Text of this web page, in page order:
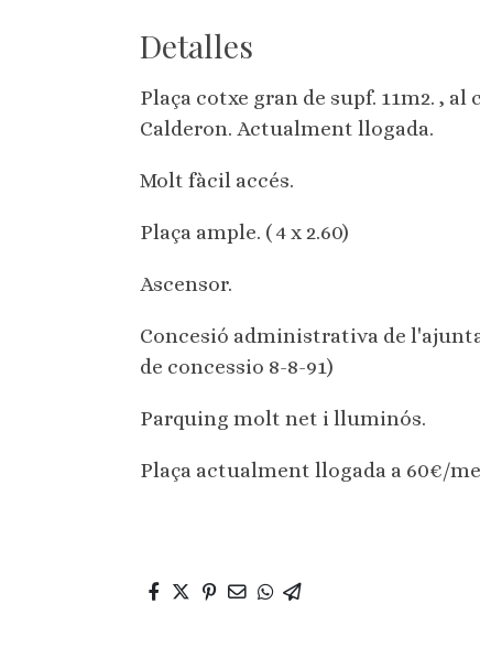
Detalles
Plaça cotxe gran de supf. 11m2. ,
Calderon. Actualment llogada.
Molt fàcil accés.
Plaça ample. ( 4 x 2.60)
Ascensor.
Concesió administrativa de
de concessio 8-8-91)
Parquing molt net i lluminós.
Plaça actualment llogada a 60€/